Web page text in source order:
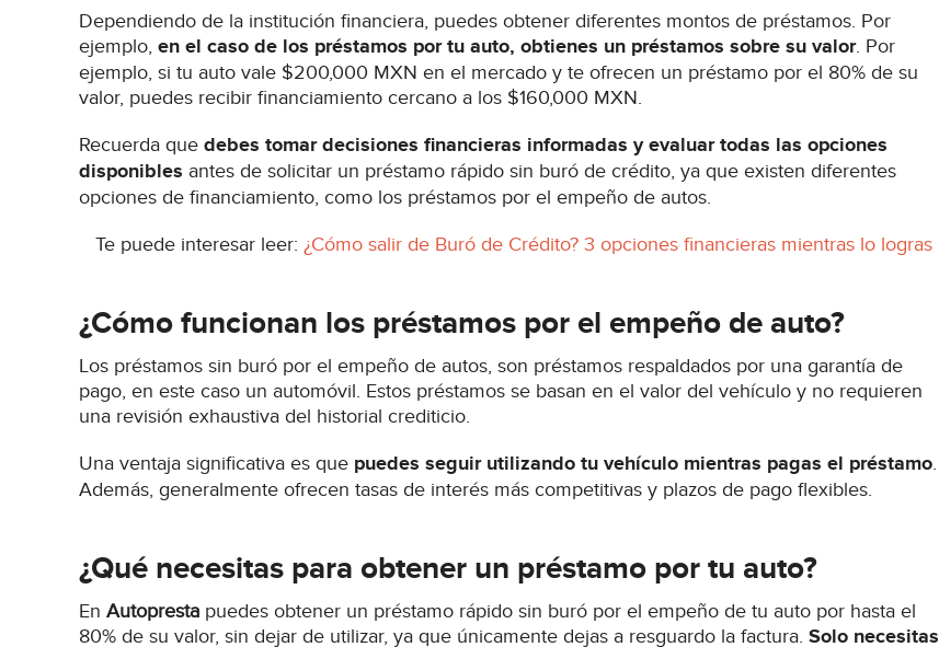
Dependiendo de la institución financiera, puedes obtener diferentes montos de préstamos. Por
ejemplo, en el caso de los préstamos por tu auto, obtienes un préstamos sobre su valor. Por
ejemplo, si tu auto vale $200,000 MXN en el mercado y te ofrecen un préstamo por el 80% de su
valor, puedes recibir financiamiento cercano a los $160,000 MXN.
Recuerda que debes tomar decisiones financieras informadas y evaluar todas las opciones
disponibles antes de solicitar un préstamo rápido sin buró de crédito, ya que existen diferentes
opciones de financiamiento, como los préstamos por el empeño de autos.
Te puede interesar leer: ¿Cómo salir de Buró de Crédito? 3 opciones financieras mientras lo logras
¿Cómo funcionan los préstamos por el empeño de auto?
Los préstamos sin buró por el empeño de autos, son préstamos respaldados por una garantía de
pago, en este caso un automóvil. Estos préstamos se basan en el valor del vehículo y no requieren
una revisión exhaustiva del historial crediticio.
Una ventaja significativa es que puedes seguir utilizando tu vehículo mientras pagas el préstamo.
Además, generalmente ofrecen tasas de interés más competitivas y plazos de pago flexibles.
¿Qué necesitas para obtener un préstamo por tu auto?
En Autopresta puedes obtener un préstamo rápido sin buró por el empeño de tu auto por hasta el
80% de su valor, sin dejar de utilizar, ya que únicamente dejas a resguardo la factura. Solo necesitas